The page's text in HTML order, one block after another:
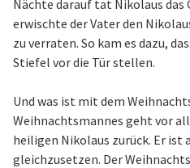
Nächte darauf tat Nikolaus das
erwischte der Vater den
zu verraten. So kam es dazu,
Stiefel vor die Tür stellen.
Und was ist mit dem
Weihnachtsmannes geht vor
heiligen Nikolaus zurück. Er
gleichzusetzen. Der